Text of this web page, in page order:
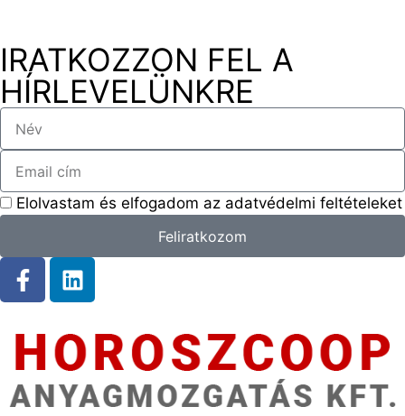
IRATKOZZON FEL A
HÍRLEVELÜNKRE
Elolvastam és elfogadom az adatvédelmi feltételeket
Feliratkozom